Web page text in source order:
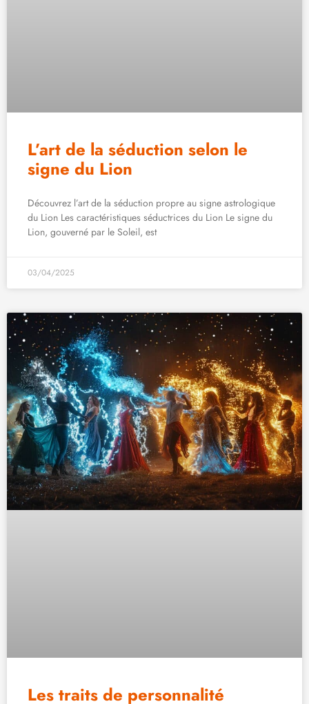
L’art de la séduction selon le
signe du Lion
Découvrez l’art de la séduction propre au signe astrologique
du Lion Les caractéristiques séductrices du Lion Le signe du
Lion, gouverné par le Soleil, est
03/04/2025
Les traits de personnalité